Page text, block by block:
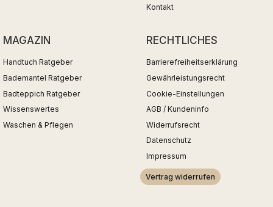
Kontakt
MAGAZIN
Handtuch Ratgeber
Bademantel Ratgeber
Badteppich Ratgeber
Wissenswertes
Waschen & Pflegen
RECHTLICHES
Barrierefreiheitserklärung
Gewährleistungsrecht
Cookie-Einstellungen
AGB / Kundeninfo
Widerrufsrecht
Datenschutz
Impressum
Vertrag widerrufen